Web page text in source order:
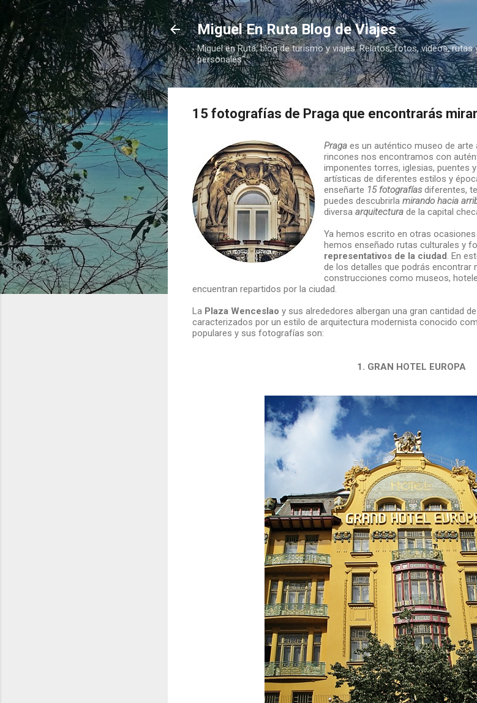
Ir al contenido principal
Miguel En Ruta Blog de Viajes
Miguel en Ruta, blog de turismo y viajes. Relatos, fotos, vídeos,
personales"
15 fotografías de Praga que encontrarás
Pragaes un auténtico museo de arte
rincones nos encontramos con
imponentes torres, iglesias, puentes
artísticas de diferentes estilos y
enseñarte 15 fotografíasdiferentes,
puedes descubrirla mirando hacia
diversa arquitecturade la capital
Ya hemos escrito en otras
hemos enseñado rutas culturales y
representativos de la ciudad . En
de los detalles que podrás encontrar
construcciones como museos,
encuentran repartidos por la ciudad.
La Plaza Wenceslao y sus alrededores albergan una gran cantidad de
caracterizados por un estilo de arquitectura modernista conocido
populares y sus fotografías son:
1. GRAN HOTEL EUROPA